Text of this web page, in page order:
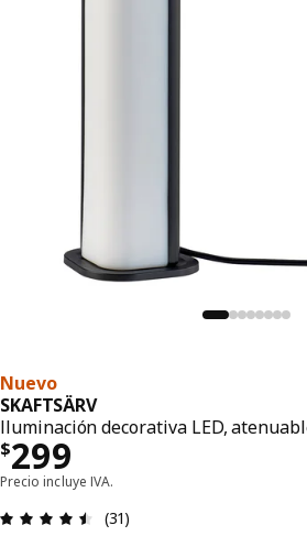
Nuevo
SKAFTSÄRV
Iluminación decorativa LED,
$299
Precio $ 299
Precio incluye IVA.
Revisión: 4.5 fuera de 5
(31)